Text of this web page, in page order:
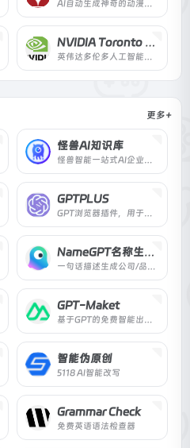
AI自动生成神奇的动漫肖像画
NVIDIA Toronto AI Lab
英伟达多伦多人工智能实验室出品的高质量3d纹理生成模型
更多+
怪兽AI知识库
怪兽智能一站式AI企业知识库搭建系统，企业知识库大模型训练，智能企业客服，先进的企业知识库 + 智能的AI问答机器人，轻松集成在直播平台/网站/APP/小程序等三方应用做电商智能问答客服，企业聊天机器人，直播回复
GPTPLUS
GPT浏览器插件，用于写作、翻译以及更多功能。
NameGPT名称生成器
一句话描述生成公司/品牌名称
GPT-Maket
基于GPT的免费智能出题工具
智能伪原创
5118 AI智能改写
Grammar Check
免费英语语法检查器